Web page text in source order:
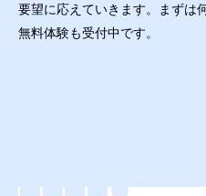
要望に応えていきます。まずは
無料体験も受付中です。